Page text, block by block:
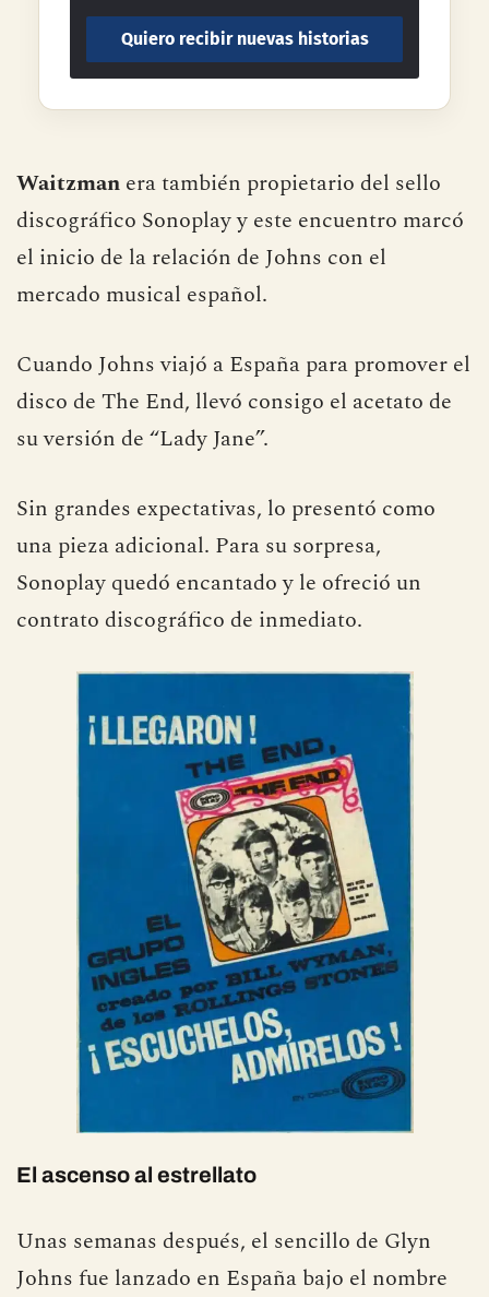
Waitzman era también propietario del sello
discográfico Sonoplay y este encuentro marcó
el inicio de la relación de Johns con el
mercado musical español.
Cuando Johns viajó a España para promover el
disco de The End, llevó consigo el acetato de
su versión de “Lady Jane”.
Sin grandes expectativas, lo presentó como
una pieza adicional. Para su sorpresa,
Sonoplay quedó encantado y le ofreció un
contrato discográfico de inmediato.
El ascenso al estrellato
Unas semanas después, el sencillo de Glyn
Johns fue lanzado en España bajo el nombre